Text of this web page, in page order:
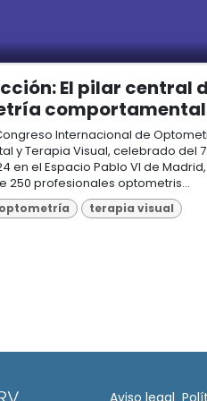
El pilar central
Internacional de
y Terapia Visual, celebrado del
en el Espacio Pablo VI de Madrid,
250 profesionales optometris...
optometría
terapia visual